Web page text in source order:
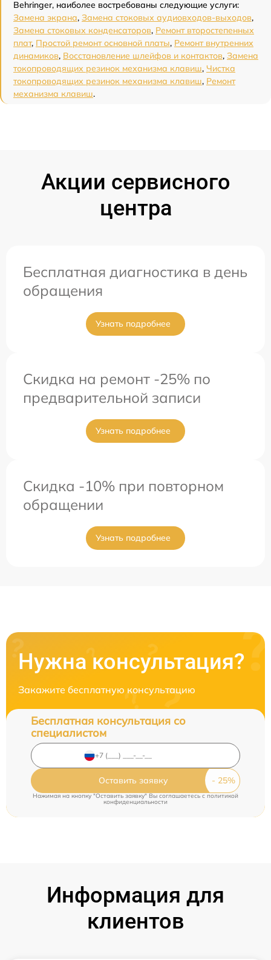
Behringer, наиболее востребованы следующие услуги:
Замена экрана, Замена стоковых аудиовходов-выходов,
Замена стоковых конденсаторов, Ремонт второстепенных
плат, Простой ремонт основной платы, Ремонт внутренних
динамиков, Восстановление шлейфов и контактов, Замена
токопроводящих резинок механизма клавиш, Чистка
токопроводящих резинок механизма клавиш, Ремонт
механизма клавиш.
Акции сервисного
центра
Бесплатная диагностика в день
обращения
Узнать подробнее
Скидка на ремонт -25% по
предварительной записи
Узнать подробнее
Скидка -10% при повторном
обращении
Узнать подробнее
Нужна консультация?
Закажите бесплатную консультацию
Бесплатная консультация со
специалистом
Оставить заявку
Нажимая на кнопку "Оставить заявку" Вы соглашаетесь cполитикой
конфиденциальности
Информация для
клиентов